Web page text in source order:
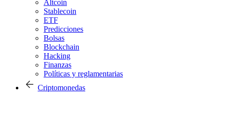
Altcoin
Stablecoin
ETF
Predicciones
Bolsas
Blockchain
Hacking
Finanzas
Políticas y reglamentarias
Criptomonedas